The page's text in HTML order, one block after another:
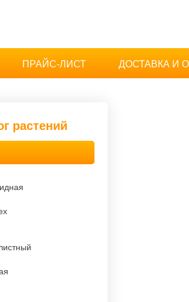
в Оренбурге
ПРАЙС-ЛИСТ ДОСТАВКА И
растений